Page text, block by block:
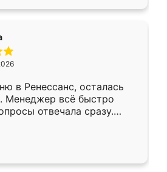
он более разнообразный.
что-то потребуется из
только здесь.
в Ренессанс, осталась
Менеджер всё быстро
отвечала сразу.
в субботу, подошёл к
Собрали
аккуратно, даже